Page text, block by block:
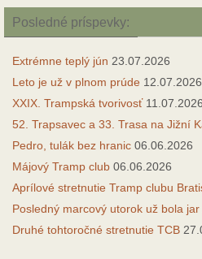
Posledné príspevky:
Extrémne teplý jún 23.07.2026
Leto je už v plnom prúde 12.07.2026
XXIX. Trampská tvorivosť 11.07.2026
52. Trapsavec a 33. Trasa na Jižní
Pedro, tulák bez hranic 06.06.2026
Májový Tramp club 06.06.2026
Aprílové stretnutie Tramp clubu
Posledný marcový utorok už bola jar
Druhé tohtoročné stretnutie TCB